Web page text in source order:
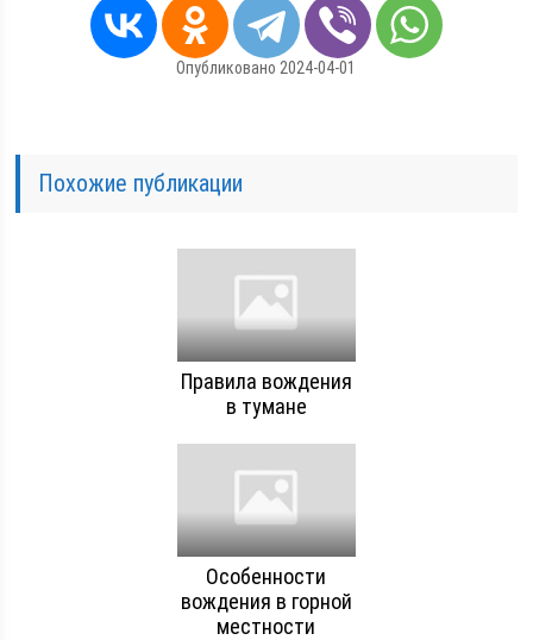
Опубликовано 2024-04-01
Похожие публикации
Правила вождения
в тумане
Особенности
вождения в горной
местности